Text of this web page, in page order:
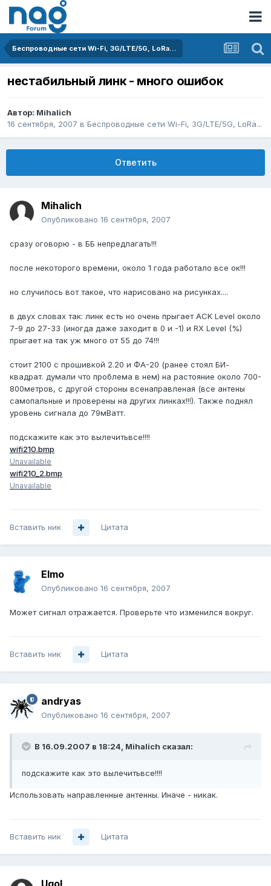
Беспроводные сети Wi-Fi, 3G/LTE/5G, LoRa...
нестабильный линк - много ошибок
Автор: Mihalich
16 сентября, 2007 в Беспроводные сети Wi-Fi, 3G/LTE/5G, LoRa...
Ответить
Mihalich
Опубликовано 16 сентября, 2007
сразу оговорю - в ББ непредлагать!!!
после некоторого времени, около 1 года работало все ок!!!
но случилось вот такое, что нарисовано на рисунках....
в двух словах так: линк есть но очень прыгает ACK Level около
7-9 до 27-33 (иногда даже заходит в 0 и -1) и RX Level (%)
прыгает на так уж много от 55 до 74!!!
стоит 2100 с прошивкой 2.20 и ФА-20 (ранее стоял БИ-
квадрат. думали что проблема в нем) на растояние около 700-
800метров, с другой стороны всенаправленая (все антены
самопальные и проверены на других линках!!!). Также поднял
уровень сигнала до 79мВатт.
подскажите как это вылечитьвсе!!!!
wifi210.bmp
Unavailable
wifi210_2.bmp
Unavailable
Вставить ник Цитата
Elmo
Опубликовано 16 сентября, 2007
Может сигнал отражается. Проверьте что изменился вокруг.
Вставить ник Цитата
andryas
Опубликовано 16 сентября, 2007
В 16.09.2007 в 18:24, Mihalich сказал:
подскажите как это вылечитьвсе!!!!
Использовать направленные антенны. Иначе - никак.
Вставить ник Цитата